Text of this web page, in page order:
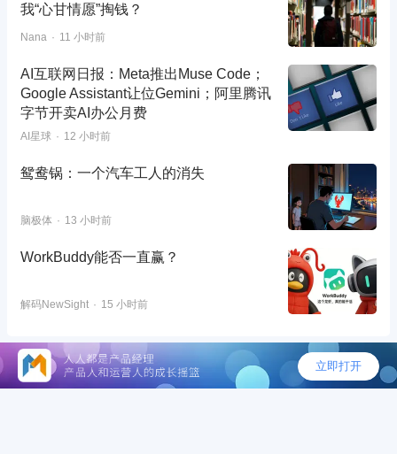
我“心甘情愿”掏钱？
Nana 11 小时前
AI互联网日报：Meta推出Muse Code；
Google Assistant让位Gemini；阿里腾讯
字节开卖AI办公月费
AI星球 12 小时前
鸳鸯锅：一个汽车工人的消失
脑极体 13 小时前
WorkBuddy能否一直赢？
解码NewSight 15 小时前
©2026 - 人人都是产品经理